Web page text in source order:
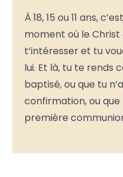
À 18, 15 ou 11 ans,
moment où le
t’intéresser et tu
lui. Et là, tu te rends
baptisé, ou que tu
confirmation, ou
première